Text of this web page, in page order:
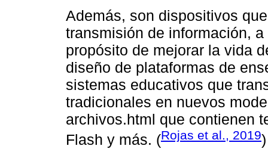
Además, son dispositivos
transmisión de información,
propósito de mejorar la vida
diseño de plataformas de
sistemas educativos que
tradicionales en nuevos
archivos.html que contienen
Flash y más. (Rojas et al., 2019)